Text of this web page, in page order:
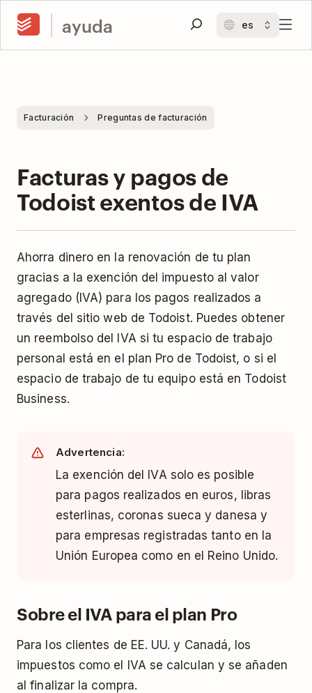
ayuda
Facturación Preguntas de facturación
Facturas y pagos de
Todoist exentos de IVA
Ahorra dinero en la renovación de tu plan
gracias a la exención del impuesto al valor
agregado (IVA) para los pagos realizados a
través del sitio web de Todoist. Puedes obtener
un reembolso del IVA si tu espacio de trabajo
personal está en el plan Pro de Todoist, o si el
espacio de trabajo de tu equipo está en Todoist
Business.
Advertencia:
La exención del IVA solo es posible
para pagos realizados en euros, libras
esterlinas, coronas sueca y danesa y
para empresas registradas tanto en la
Unión Europea como en el Reino Unido.
Sobre el IVA para el plan Pro
Para los clientes de EE. UU. y Canadá, los
impuestos como el IVA se calculan y se añaden
al finalizar la compra.